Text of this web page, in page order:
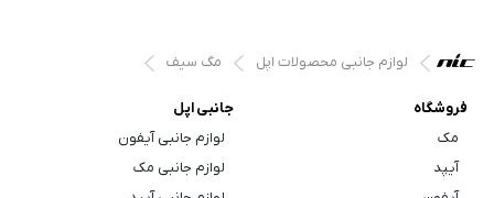
لوازم جانبی محصولات اپل مگ سیف
فروشگاه
مک
آیپد
جانبی اپل
لوازم جانبی آیفون
لوازم جانبی مک